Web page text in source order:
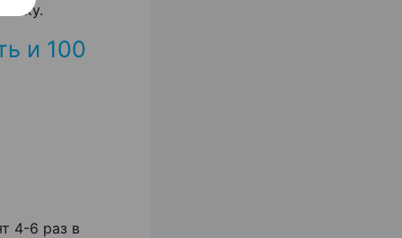
и 100
4-6 раз в